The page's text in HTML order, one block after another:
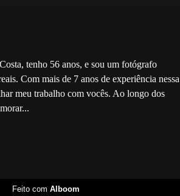
tenho 56 anos, e sou um fotógrafo
Com mais de 7 anos de experiência nessa
meu trabalho com vocês. Ao longo dos
Feito com Alboom